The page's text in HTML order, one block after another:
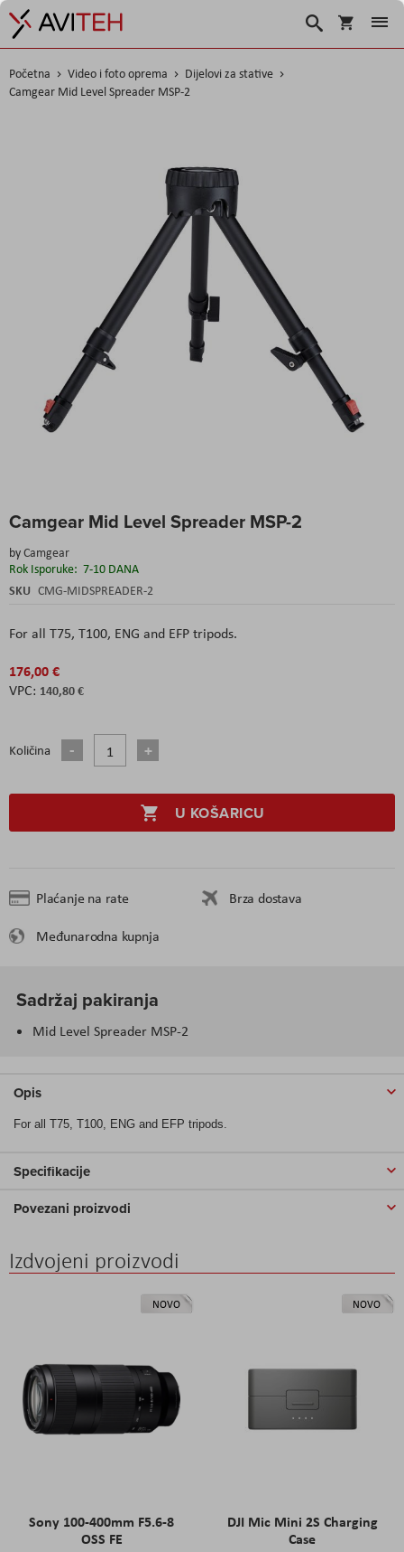
Košarica
Traži
Početna Video i foto oprema
Dijelovi za stative
Camgear Mid Level Spreader MSP-2
Camgear Mid Level Spreader MSP-2
byCamgear
Rok Isporuke: 7-10 DANA
SKU CMG-MIDSPREADER-2
For all T75, T100, ENG and EFP tripods.
176,00 €
140,80 €
Količina
U KOŠARICU
Plaćanje na rate
Brza dostava
Međunarodna kupnja
to
beginning
of
the
Sadržaj pakiranja
Mid Level Spreader MSP-2
Opis
For all T75, T100, ENG and EFP tripods.
Specifikacije
Povezani proizvodi
Izdvojeni proizvodi
NOVO
Sony 100-400mm F5.6-8
OSS FE
NOVO
DJI Mic Mini 2S Charging
Case